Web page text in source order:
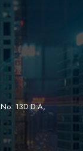
13D D:A,